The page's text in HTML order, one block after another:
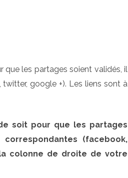
que les partages soient validés, il
google +). Les liens sont à
soit pour que les partages
(facebook,
colonne de droite de votre